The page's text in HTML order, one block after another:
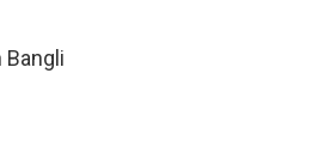
Bangli